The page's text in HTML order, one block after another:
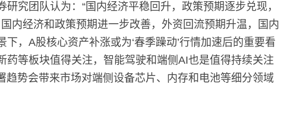
团队认为：“国内经济平稳回升，政策预期逐步兑现，
国内经济和政策预期进一步改善，外资回流预期升温，国内
，A股核心资产补涨或为‘春季躁动’行情加速后的重要看
药等板块值得关注，智能驾驶和端侧AI也是值得持续关注
趋势会带来市场对端侧设备芯片、内存和电池等细分领域